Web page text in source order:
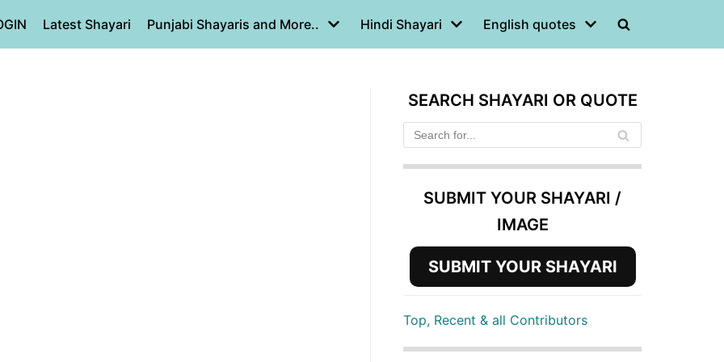
Latest Shayari Punjabi Shayaris and More.. Hindi Shayari English quotes
SEARCH SHAYARI OR QUOTE
SUBMIT YOUR SHAYARI /
IMAGE
SUBMIT YOUR SHAYARI
Top, Recent & all Contributors